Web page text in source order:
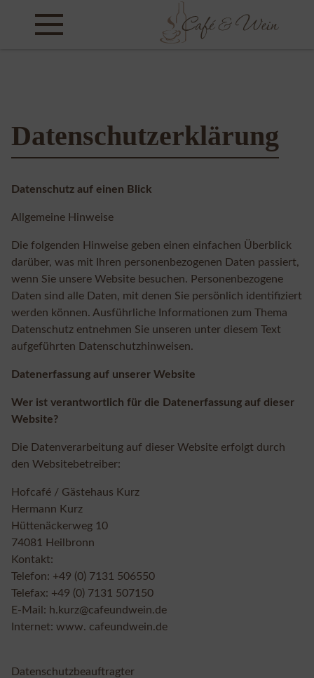
Datenschutzerklärung
Datenschutz auf einen Blick
Allgemeine Hinweise
Die folgenden Hinweise geben einen einfachen Überblick
darüber, was mit Ihren personenbezogenen Daten passiert,
wenn Sie unsere Website besuchen. Personenbezogene
Daten sind alle Daten, mit denen Sie persönlich identifiziert
werden können. Ausführliche Informationen zum Thema
Datenschutz entnehmen Sie unseren unter diesem Text
aufgeführten Datenschutzhinweisen.
Datenerfassung auf unserer Website
Wer ist verantwortlich für die Datenerfassung auf dieser
Website?
Die Datenverarbeitung auf dieser Website erfolgt durch
den Websitebetreiber:
Hofcafé / Gästehaus Kurz
Hermann Kurz
Hüttenäckerweg 10
74081 Heilbronn
Kontakt:
Telefon: +49 (0) 7131 506550
Telefax: +49 (0) 7131 507150
E-Mail: h.kurz@cafeundwein.de
Internet: www. cafeundwein.de
Datenschutzbeauftragter